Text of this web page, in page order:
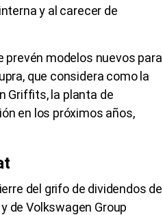
y al carecer de
prevén modelos nuevos para
que considera como la
Griffits, la planta de
en los próximos años,
del grifo de dividendos de
de Volkswagen Group